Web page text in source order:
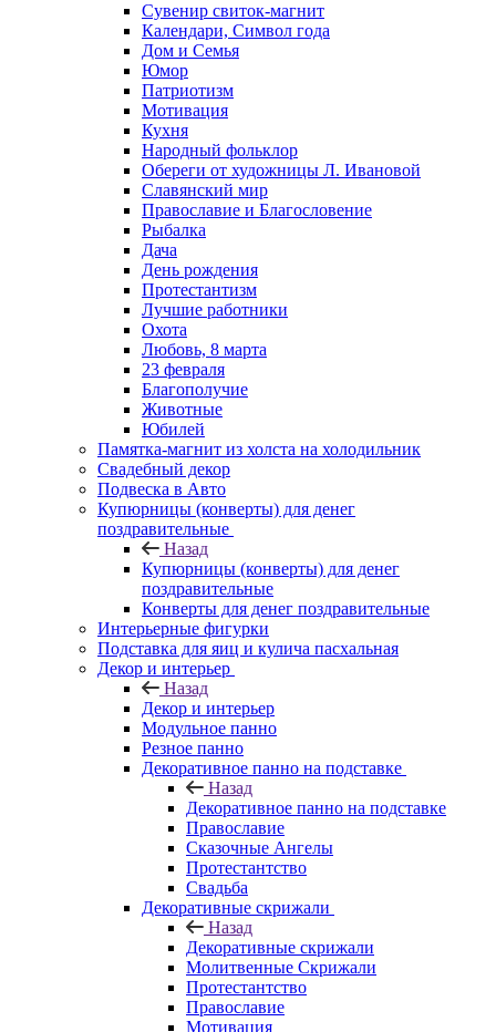
Сувенир свиток-магнит
Календари, Символ года
Дом и Семья
Юмор
Патриотизм
Мотивация
Кухня
Народный фольклор
Обереги от художницы Л. Ивановой
Славянский мир
Православие и Благословение
Рыбалка
Дача
День рождения
Протестантизм
Лучшие работники
Охота
Любовь, 8 марта
23 февраля
Благополучие
Животные
Юбилей
Памятка-магнит из холста на холодильник
Свадебный декор
Подвеска в Авто
Купюрницы (конверты) для денег
поздравительные
Назад
Купюрницы (конверты) для денег
поздравительные
Конверты для денег поздравительные
Интерьерные фигурки
Подставка для яиц и кулича пасхальная
Декор и интерьер
Назад
Декор и интерьер
Модульное панно
Резное панно
Декоративное панно на подставке
Назад
Декоративное панно на подставке
Православие
Сказочные Ангелы
Протестантство
Свадьба
Декоративные скрижали
Назад
Декоративные скрижали
Молитвенные Скрижали
Протестантство
Православие
Мотивация